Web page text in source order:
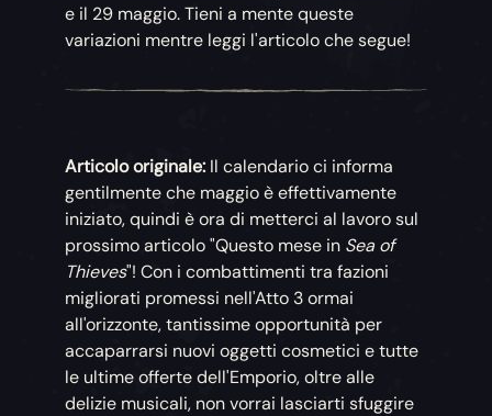
e il 29 maggio. Tieni a mente queste
variazioni mentre leggi l'articolo che segue!
Articolo originale: Il calendario ci informa
gentilmente che maggio è effettivamente
iniziato, quindi è ora di metterci al lavoro sul
prossimo articolo "Questo mese in Sea of
Thieves"! Con i combattimenti tra fazioni
migliorati promessi nell'Atto 3 ormai
all'orizzonte, tantissime opportunità per
accaparrarsi nuovi oggetti cosmetici e tutte
le ultime offerte dell'Emporio, oltre alle
delizie musicali, non vorrai lasciarti sfuggire